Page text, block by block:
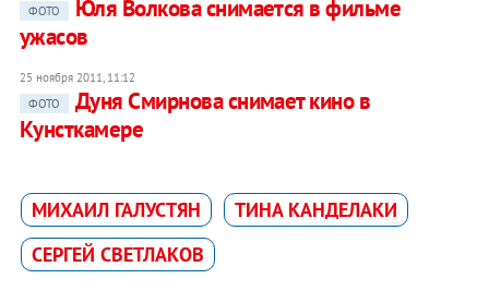
ФОТО
Юля Волкова снимается в фильме
ужасов
25 ноября 2011, 11:12
ФОТО
Дуня Смирнова снимает кино в
Кунсткамере
МИХАИЛ ГАЛУСТЯН
ТИНА КАНДЕЛАКИ
СЕРГЕЙ СВЕТЛАКОВ